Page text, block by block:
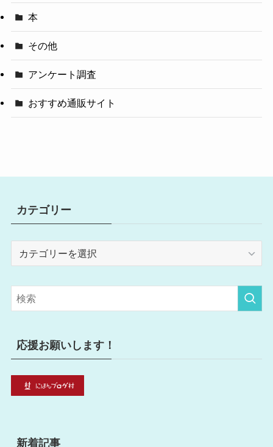
本
その他
アンケート調査
おすすめ通販サイト
カテゴリー
リ
ー
応援お願いします！
新着記事